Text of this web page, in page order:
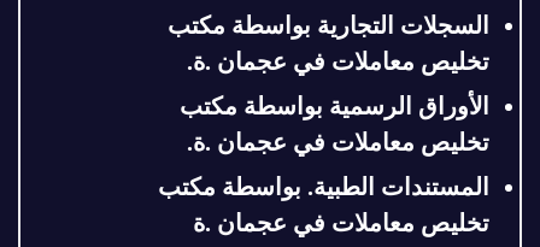
السجلات التجارية بواسطة مكتب
تخليص معاملات في عجمان .ة.
الأوراق الرسمية بواسطة مكتب
تخليص معاملات في عجمان .ة.
المستندات الطبية. بواسطة مكتب
تخليص معاملات في عجمان .ة